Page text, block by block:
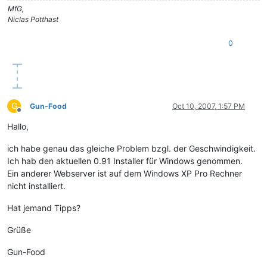
MfG,
Niclas Potthast
0
G
Offline
Gun-Food Oct 10, 2007, 1:57 PM
Hallo,
ich habe genau das gleiche Problem bzgl. der Geschwindigkeit.
Ich hab den aktuellen 0.91 Installer für Windows genommen.
Ein anderer Webserver ist auf dem Windows XP Pro Rechner
nicht installiert.
Hat jemand Tipps?
Grüße
Gun-Food